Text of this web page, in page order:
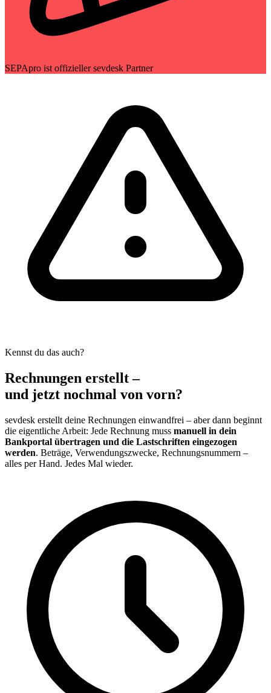
SEPApro ist offizieller sevdesk Partner
Kennst du das auch?
Rechnungen erstellt –
und jetzt nochmal von vorn?
sevdesk erstellt deine Rechnungen einwandfrei – aber dann beginnt
die eigentliche Arbeit: Jede Rechnung muss manuell in dein
Bankportal übertragen und die Lastschriften eingezogen
werden. Beträge, Verwendungszwecke, Rechnungsnummern –
alles per Hand. Jedes Mal wieder.